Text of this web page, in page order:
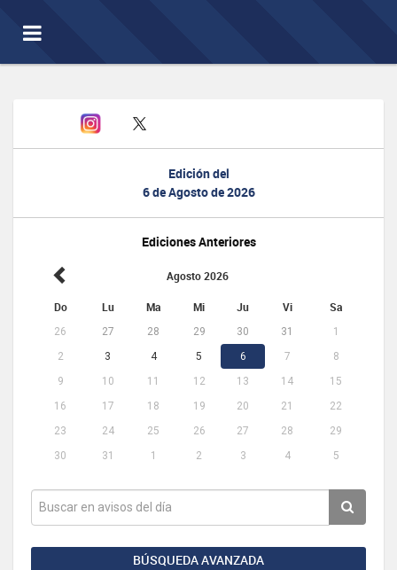
Toggle
navigation
Edición del
6 de Agosto de 2026
Ediciones Anteriores
Agosto 2026
Do Lu Ma Mi Ju Vi Sa
26 27 28 29 30 31
1
2
3 4 5 6 7
8
9
10 11 12 13 14
15
16
17 18 19 20 21
22
23
24 25 26 27 28
29
30
31 1 2 3 4 5
BÚSQUEDA AVANZADA